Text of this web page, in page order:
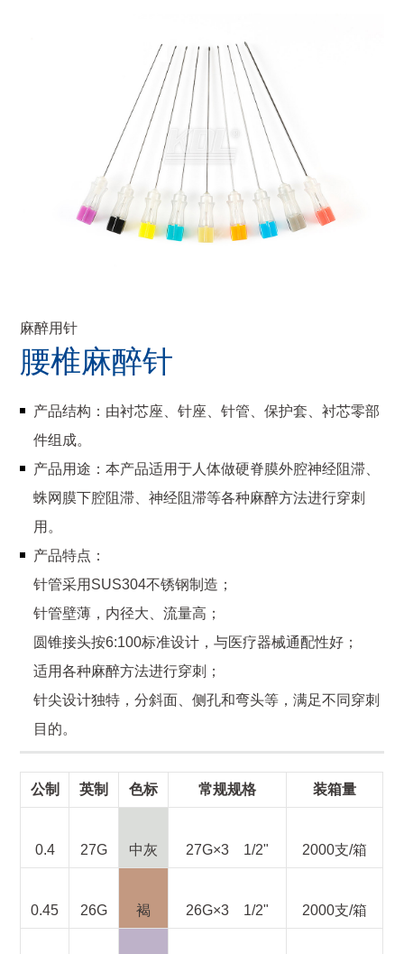
麻醉用针
腰椎麻醉针
产品结构：由衬芯座、针座、针管、保护套、衬芯零部
件组成。
产品用途：本产品适用于人体做硬脊膜外腔神经阻滞、
蛛网膜下腔阻滞、神经阻滞等各种麻醉方法进行穿刺
用。
产品特点：
针管采用SUS304不锈钢制造；
针管壁薄，内径大、流量高；
圆锥接头按6:100标准设计，与医疗器械通配性好；
适用各种麻醉方法进行穿刺；
针尖设计独特，分斜面、侧孔和弯头等，满足不同穿刺
目的。
公制 英制 色标 常规规格 装箱量
0.4 27G 中灰 27G×3 1/2" 2000支/箱
0.45 26G 褐 26G×3 1/2" 2000支/箱